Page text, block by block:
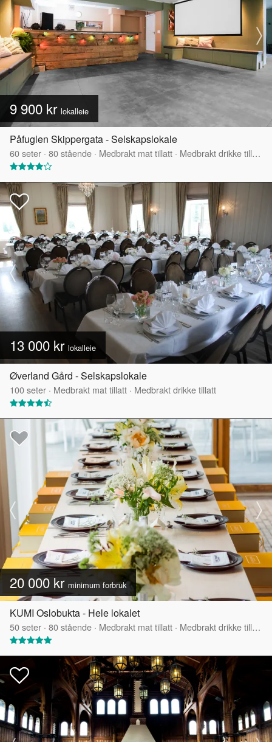
9 900 kr lokalleie
Påfuglen Skippergata - Selskapslokale
60seter · 80stående · Medbrakt mat tillatt · Medbrakt drikke tillatt
13 000 kr lokalleie
Øverland Gård - Selskapslokale
100seter · Medbrakt mat tillatt · Medbrakt drikke tillatt
20 000 kr minimum forbruk
KUMI Oslobukta - Hele lokalet
50seter · 80stående · Medbrakt mat tillatt · Medbrakt drikke tillatt